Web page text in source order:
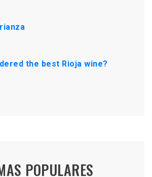
the best Rioja wine?
POPULARES